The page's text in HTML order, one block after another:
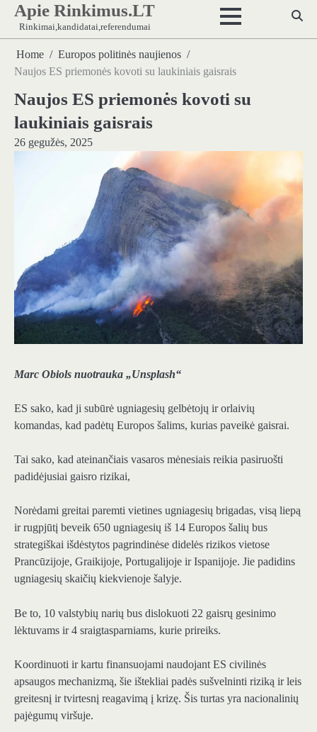
Skip
content
Apie Rinkimus.LT
Rinkimai,kandidatai,referendumai
Home
Europos politinės naujienos
Naujos ES priemonės kovoti su laukiniais gaisrais
Naujos ES priemonės kovoti su
laukiniais gaisrais
26 gegužės, 2025
Marc Obiols nuotrauka „Unsplash“
ES sako, kad ji subūrė ugniagesių gelbėtojų ir orlaivių
komandas, kad padėtų Europos šalims, kurias paveikė gaisrai.
Tai sako, kad ateinančiais vasaros mėnesiais reikia pasiruošti
padidėjusiai gaisro rizikai,
Norėdami greitai paremti vietines ugniagesių brigadas, visą liepą
ir rugpjūtį beveik 650 ugniagesių iš 14 Europos šalių bus
strategiškai išdėstytos pagrindinėse didelės rizikos vietose
Prancūzijoje, Graikijoje, Portugalijoje ir Ispanijoje. Jie padidins
ugniagesių skaičių kiekvienoje šalyje.
Be to, 10 valstybių narių bus dislokuoti 22 gaisrų gesinimo
lėktuvams ir 4 sraigtasparniams, kurie prireiks.
Koordinuoti ir kartu finansuojami naudojant ES civilinės
apsaugos mechanizmą, šie ištekliai padės sušvelninti riziką ir leis
greitesnį ir tvirtesnį reagavimą į krizę. Šis turtas yra nacionalinių
pajėgumų viršuje.